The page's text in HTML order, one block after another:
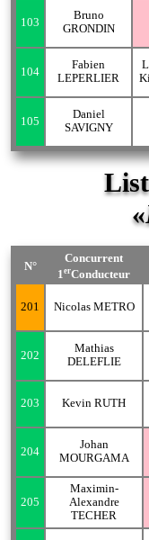
103
Bruno
GRONDIN
104
Fabien
LEPERLIER
105
Daniel
SAVIGNY
«
N°
Concurrent
1erConducteur
201 Nicolas METRO
202
Mathias
DELEFLIE
203 Kevin RUTH
204
Johan
MOURGAMA
205
Maximin-
Alexandre
TECHER